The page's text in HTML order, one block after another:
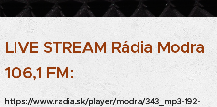
LIVE STREAM Rádia Modra
106,1 FM:
https://www.radia.sk/player/modra/343_mp3-192-